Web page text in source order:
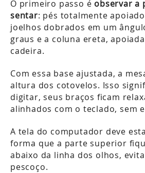
O primeiro passo é observar a
sentar: pés totalmente
joelhos dobrados em um
graus e a coluna ereta,
cadeira.
Com essa base ajustada, a
altura dos cotovelos. Isso
digitar, seus braços ficam
alinhados com o teclado, sem
A tela do computador deve
forma que a parte superior
abaixo da linha dos olhos,
pescoço.